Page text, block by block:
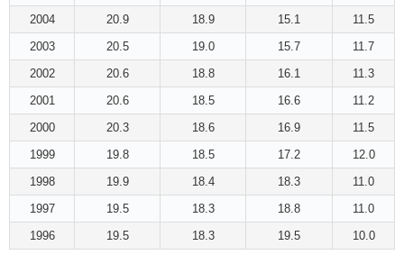
2004
20.9 18.9 15.1
11.5
2003
20.5 19.0 15.7
11.7
2002
20.6 18.8 16.1
11.3
2001
20.6 18.5 16.6
11.2
2000
20.3 18.6 16.9
11.5
1999
19.8 18.5 17.2
12.0
1998
19.9 18.4 18.3
11.0
1997
19.5 18.3 18.8
11.0
1996
19.5 18.3 19.5 10.0